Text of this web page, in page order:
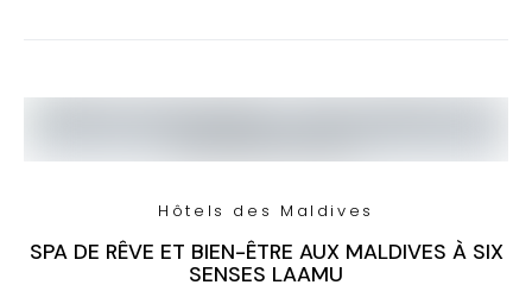
Hôtels des Maldives
SPA DE RÊVE ET BIEN-ÊTRE AUX MALDIVES À SIX
SENSES LAAMU